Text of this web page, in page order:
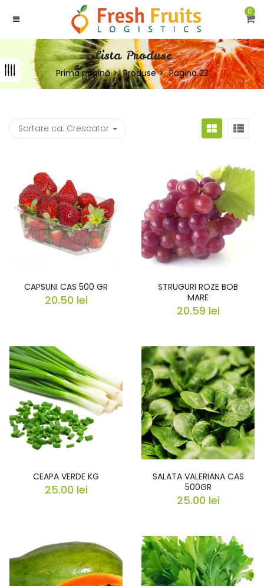
0
Lista Produse
Prima pagină Produse Pagina 23
Sortare ca: Crescator
CAPSUNI CAS 500 GR
20.50 lei
STRUGURI ROZE BOB
MARE
20.59 lei
CEAPA VERDE KG
25.00 lei
SALATA VALERIANA CAS
500GR
25.00 lei